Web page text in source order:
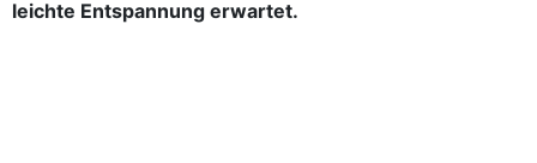
leichte Entspannung erwartet.